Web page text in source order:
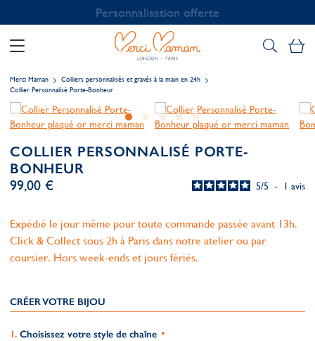
Personnalisation offerte
Merci Maman
Colliers personnalisés et gravés à la main en 24h
Collier Personnalisé Porte-Bonheur
COLLIER PERSONNALISÉ PORTE-
BONHEUR
5/5 - 1 avis
99,00 €
Expédié le jour même pour toute commande passée avant 13h.
Click & Collect sous 2h à Paris dans notre atelier ou par
coursier. Hors week-ends et jours fériés.
CRÉER VOTRE BIJOU
Choisissez votre style de chaîne